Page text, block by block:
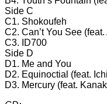
Side C
C1. Shokoufeh
C2. Can’t You See
C3. ID700
Side D
D1. Me and You
D2. Equinoctial (feat.
D3. Mercury (feat.